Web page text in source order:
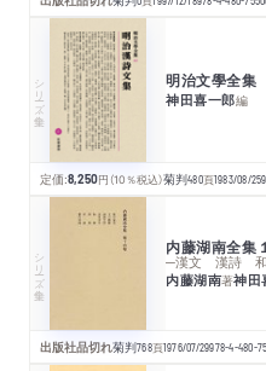
シリーズ・全集 明治文學全
神田喜一郎編
定価:8,250円 （10％税込）菊判480頁1983/08/25
シリーズ・全集 内藤湖南全集
─漢文 漢詩
内藤湖南著神田
出版社品切れ菊判768頁1976/07/29978-4-480-